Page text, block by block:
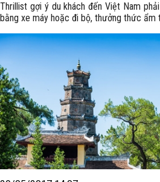
Thrillist gợi ý du khách đến Việt Nam
bằng xe máy hoặc đi bộ, thưởng thức ẩm